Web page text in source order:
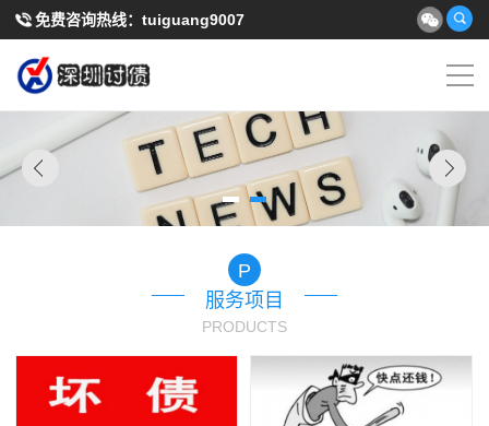
免费咨询热线： tuiguang9007
P
服务项目
PRODUCTS